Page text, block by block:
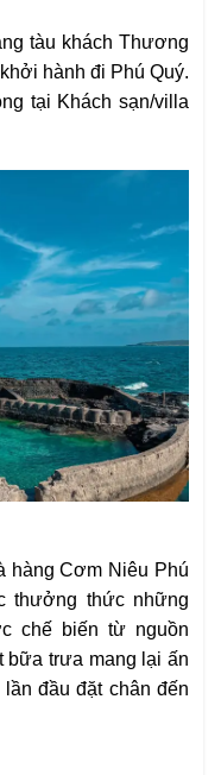
tàu khách Thương
hành đi Phú Quý.
tại Khách sạn/villa
hàng Cơm Niêu Phú
thưởng thức những
chế biến từ nguồn
bữa trưa mang lại ấn
đầu đặt chân đến